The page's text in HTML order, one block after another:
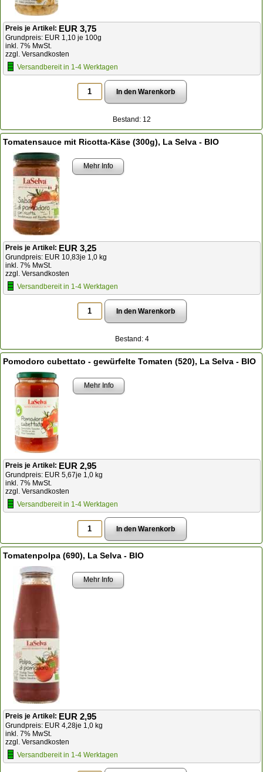
Preis je Artikel: EUR 3,75
Grundpreis: EUR 1,10 je 100g
inkl. 7% MwSt.
zzgl. Versandkosten
Versandbereit in 1-4 Werktagen
Bestand: 12
Tomatensauce mit Ricotta-Käse (300g), La Selva - BIO
Mehr Info
Preis je Artikel: EUR 3,25
Grundpreis: EUR 10,83je 1,0 kg
inkl. 7% MwSt.
zzgl. Versandkosten
Versandbereit in 1-4 Werktagen
Bestand: 4
Pomodoro cubettato - gewürfelte Tomaten (520), La Selva - BIO
Mehr Info
Preis je Artikel: EUR 2,95
Grundpreis: EUR 5,67je 1,0 kg
inkl. 7% MwSt.
zzgl. Versandkosten
Versandbereit in 1-4 Werktagen
Tomatenpolpa (690), La Selva - BIO
Mehr Info
Preis je Artikel: EUR 2,95
Grundpreis: EUR 4,28je 1,0 kg
inkl. 7% MwSt.
zzgl. Versandkosten
Versandbereit in 1-4 Werktagen